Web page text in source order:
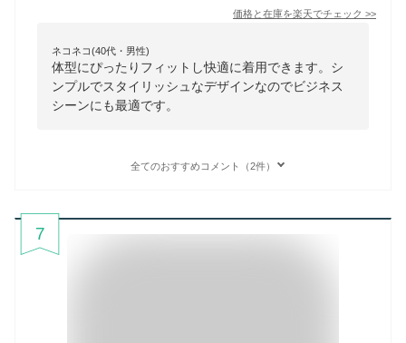
価格と在庫を楽天でチェック >>
ネコネコ(40代・男性)
体型にぴったりフィットし快適に着用できます。シ
ンプルでスタイリッシュなデザインなのでビジネス
シーンにも最適です。
全てのおすすめコメント（2件）
7